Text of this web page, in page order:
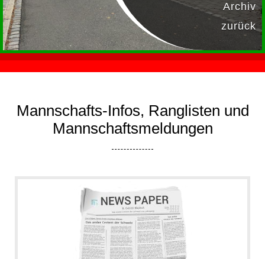
Archiv
zurück
Mannschafts-Infos, Ranglisten und
Mannschaftsmeldungen